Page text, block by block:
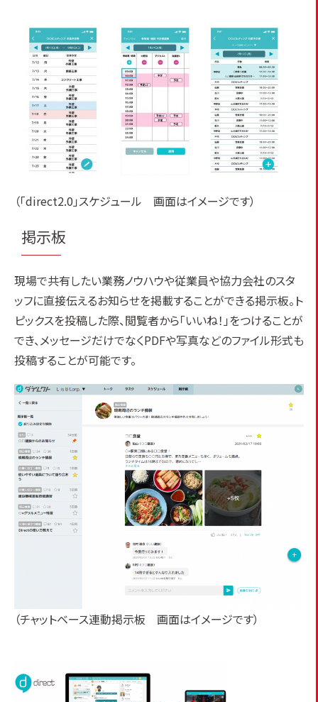
（「direct2.0」スケジュール 画面はイメージです）
掲示板
現場で共有したい業務ノウハウや従業員や協力会社のスタ
ッフに直接伝えるお知らせを掲載することができる掲示板。ト
ピックスを投稿した際、閲覧者から「いいね！」をつけることが
でき、メッセージだけでなくPDFや写真などのファイル形式も
投稿することが可能です。
（チャットベース連動掲示板 画面はイメージです）